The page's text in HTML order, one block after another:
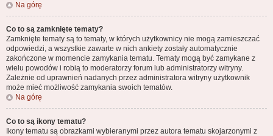
Na górę
Co to są zamknięte tematy?
Zamknięte tematy są to tematy, w których użytkownicy nie mogą zamieszczać
odpowiedzi, a wszystkie zawarte w nich ankiety zostały automatycznie
zakończone w momencie zamykania tematu. Tematy mogą być zamykane z
wielu powodów i robią to moderatorzy forum lub administratorzy witryny.
Zależnie od uprawnień nadanych przez administratora witryny użytkownik
może mieć możliwość zamykania swoich tematów.
Na górę
Co to są ikony tematu?
Ikony tematu są obrazkami wybieranymi przez autora tematu skojarzonymi z